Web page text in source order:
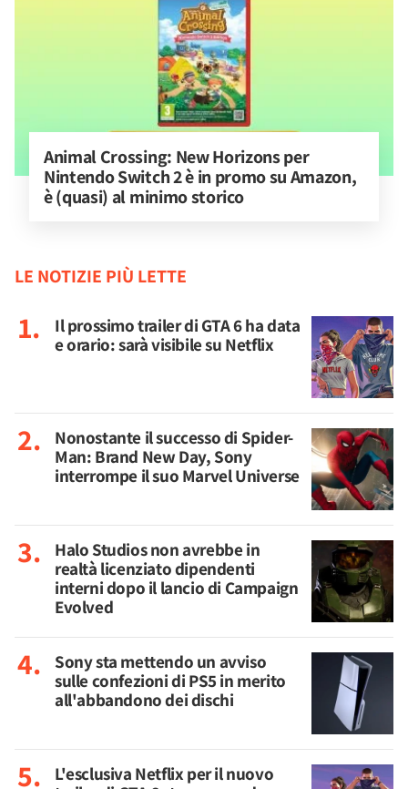
Animal Crossing: New Horizons per
Nintendo Switch 2 è in promo su Amazon,
è (quasi) al minimo storico
LE NOTIZIE PIÙ LETTE
Il prossimo trailer di GTA 6 ha data
e orario: sarà visibile su Netflix
Nonostante il successo di Spider-
Man: Brand New Day, Sony
interrompe il suo Marvel Universe
Halo Studios non avrebbe in
realtà licenziato dipendenti
interni dopo il lancio di Campaign
Evolved
Sony sta mettendo un avviso
sulle confezioni di PS5 in merito
all'abbandono dei dischi
L'esclusiva Netflix per il nuovo